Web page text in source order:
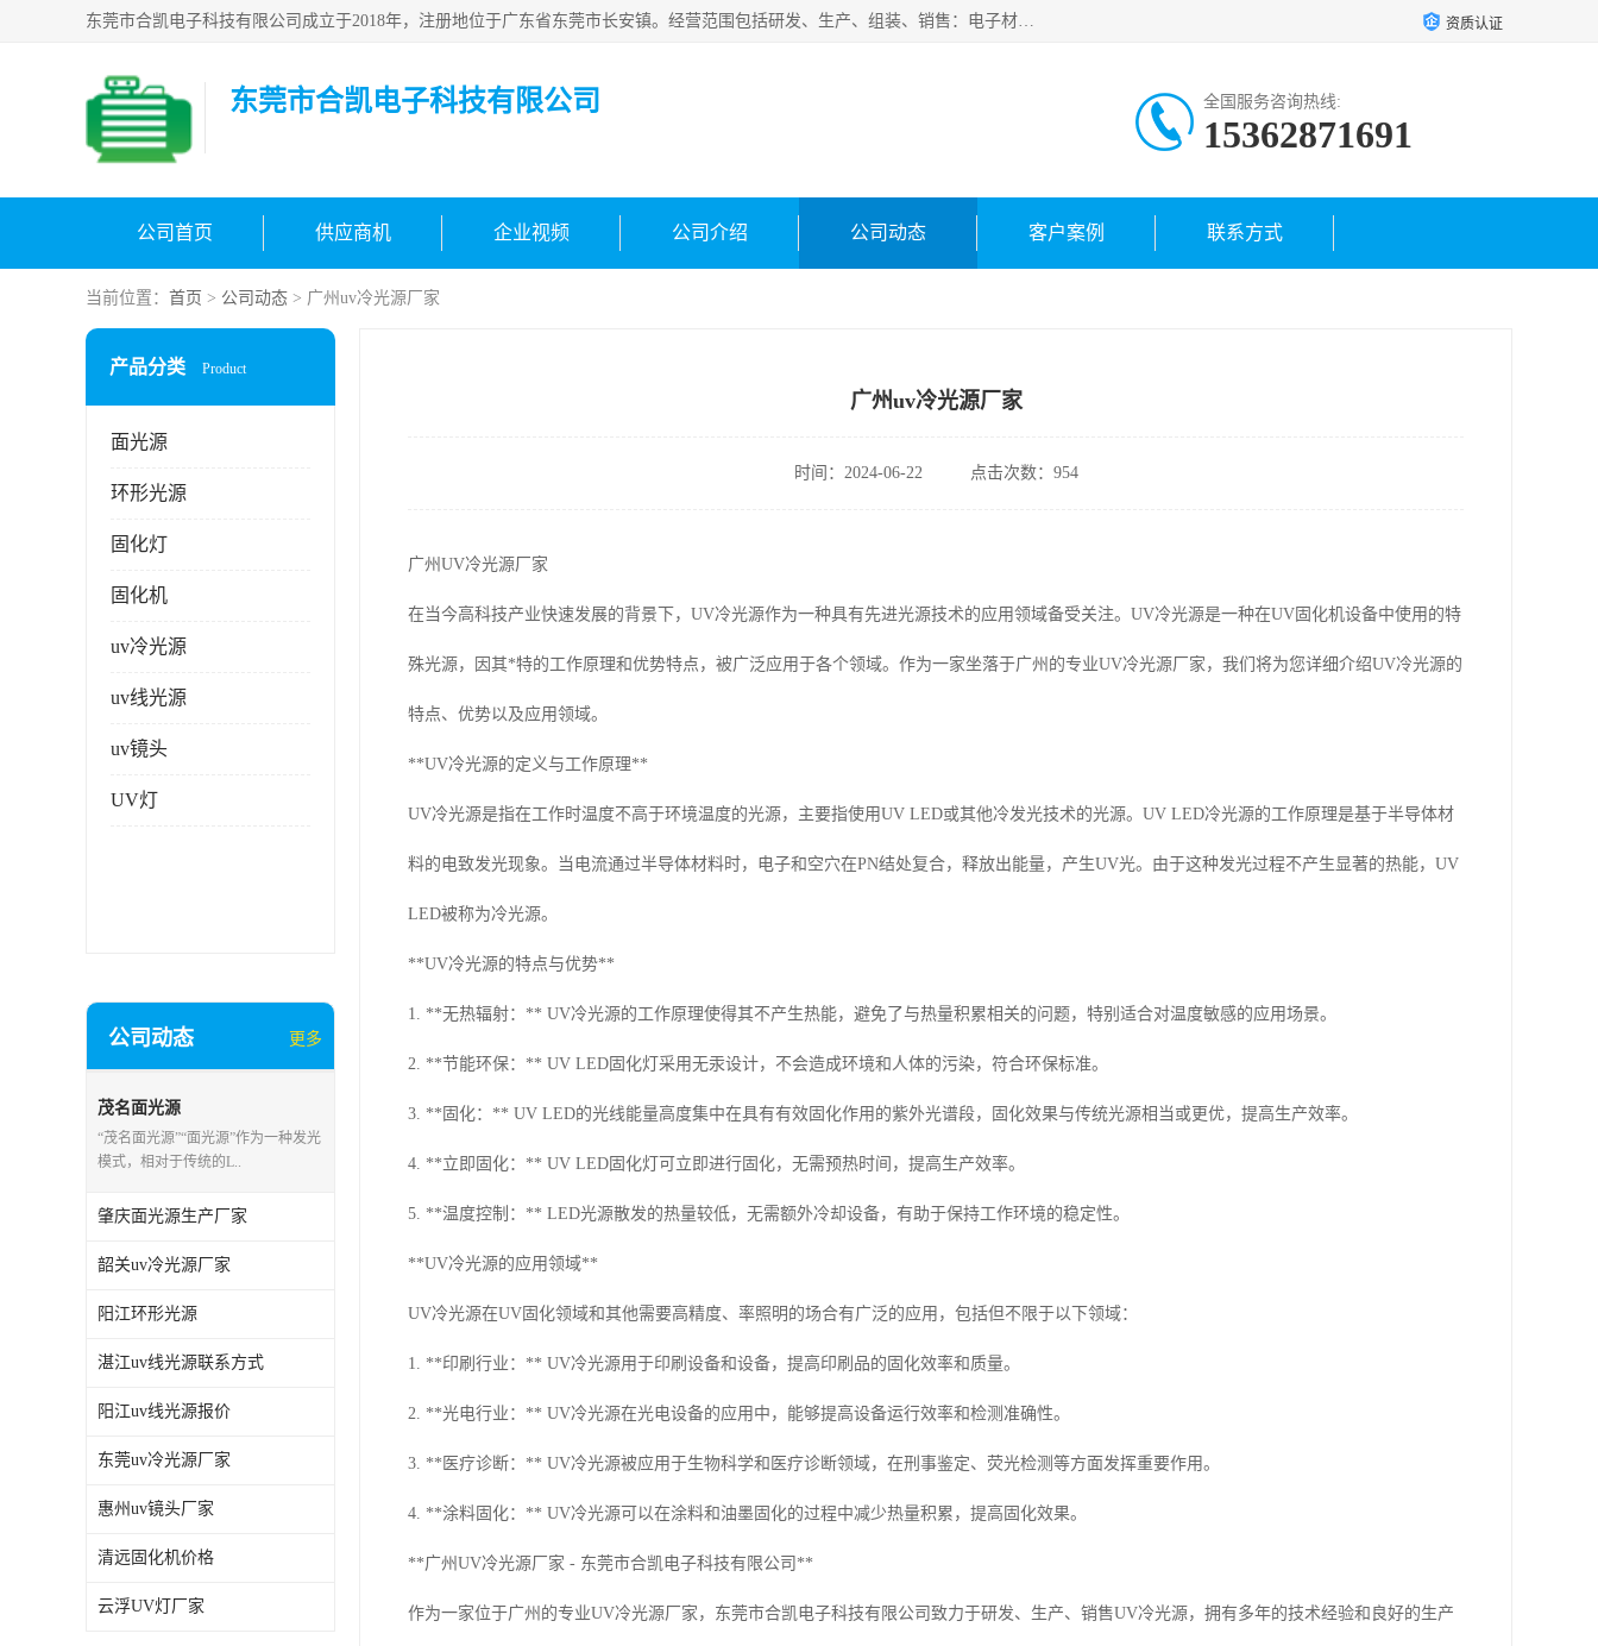
东莞市合凯电子科技有限公司成立于2018年，注册地位于广东省东莞市长安镇。经营范围包括研发、生产、组装、销售：电子材料、电子辅料、机器设备、自动化设备、光电设备、电子配件等，主要产品有：面光源、固化灯、固化机、冷光源uv、uv线光源、镜头uv。主营环形光源，条形光源等标准光源定制光源，其他!欢迎咨询! 资质认证
东莞市合凯电子科技有限公司 全国服务咨询热线:
15362871691
公司首页 供应商机 企业视频 公司介绍 公司动态 客户案例 联系方式
当前位置： 首页 > 公司动态 > 广州uv冷光源厂家
产品分类 Product
面光源
环形光源
固化灯
固化机
uv冷光源
uv线光源
uv镜头
UV灯
公司动态 更多
茂名面光源
“茂名面光源”“面光源”作为一种发光
模式，相对于传统的L..
肇庆面光源生产厂家
韶关uv冷光源厂家
阳江环形光源
湛江uv线光源联系方式
阳江uv线光源报价
东莞uv冷光源厂家
惠州uv镜头厂家
清远固化机价格
云浮UV灯厂家
广州uv冷光源厂家
时间：2024-06-22 点击次数：954
广州UV冷光源厂家
在当今高科技产业快速发展的背景下，UV冷光源作为一种具有先进光源技术的应用领域备受关注。UV冷光源是一种在UV固化机设备中使用的特
殊光源，因其*特的工作原理和优势特点，被广泛应用于各个领域。作为一家坐落于广州的专业UV冷光源厂家，我们将为您详细介绍UV冷光源的
特点、优势以及应用领域。
**UV冷光源的定义与工作原理**
UV冷光源是指在工作时温度不高于环境温度的光源，主要指使用UV LED或其他冷发光技术的光源。UV LED冷光源的工作原理是基于半导体材
料的电致发光现象。当电流通过半导体材料时，电子和空穴在PN结处复合，释放出能量，产生UV光。由于这种发光过程不产生显著的热能，UV
LED被称为冷光源。
**UV冷光源的特点与优势**
1. **无热辐射：** UV冷光源的工作原理使得其不产生热能，避免了与热量积累相关的问题，特别适合对温度敏感的应用场景。
2. **节能环保：** UV LED固化灯采用无汞设计，不会造成环境和人体的污染，符合环保标准。
3. **固化：** UV LED的光线能量高度集中在具有有效固化作用的紫外光谱段，固化效果与传统光源相当或更优，提高生产效率。
4. **立即固化：** UV LED固化灯可立即进行固化，无需预热时间，提高生产效率。
5. **温度控制：** LED光源散发的热量较低，无需额外冷却设备，有助于保持工作环境的稳定性。
**UV冷光源的应用领域**
UV冷光源在UV固化领域和其他需要高精度、率照明的场合有广泛的应用，包括但不限于以下领域：
1. **印刷行业：** UV冷光源用于印刷设备和设备，提高印刷品的固化效率和质量。
2. **光电行业：** UV冷光源在光电设备的应用中，能够提高设备运行效率和检测准确性。
3. **医疗诊断：** UV冷光源被应用于生物科学和医疗诊断领域，在刑事鉴定、荧光检测等方面发挥重要作用。
4. **涂料固化：** UV冷光源可以在涂料和油墨固化的过程中减少热量积累，提高固化效果。
**广州UV冷光源厂家 - 东莞市合凯电子科技有限公司**
作为一家位于广州的专业UV冷光源厂家，东莞市合凯电子科技有限公司致力于研发、生产、销售UV冷光源，拥有多年的技术经验和良好的生产